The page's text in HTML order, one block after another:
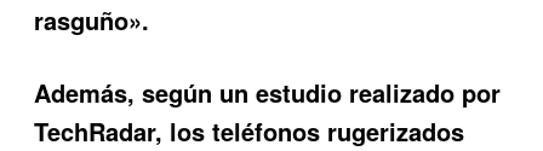
rasguño».
Además, según un estudio realizado por
TechRadar, los teléfonos rugerizados